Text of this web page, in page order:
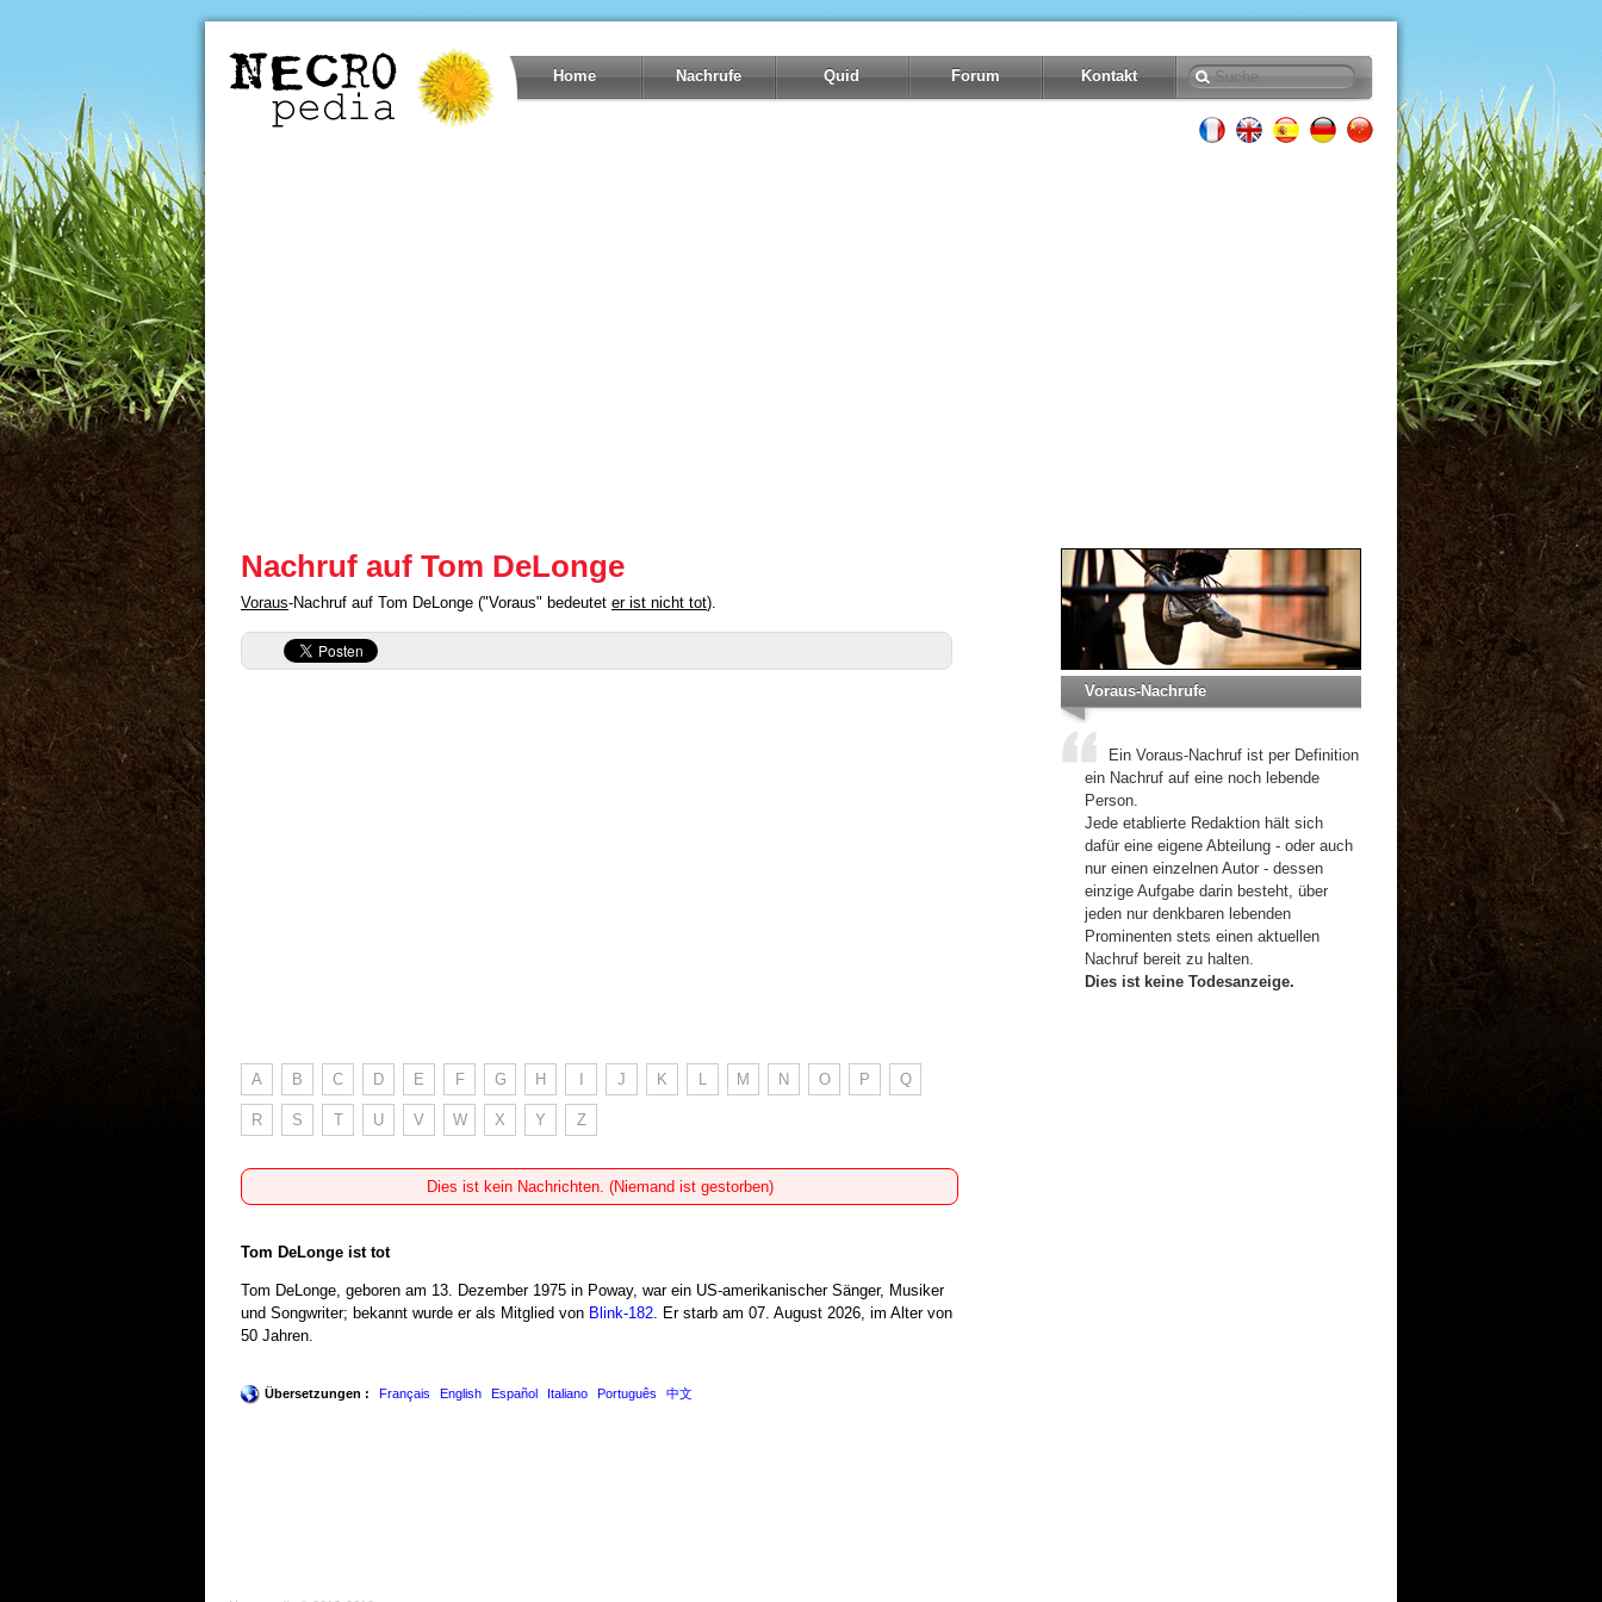
Home Nachrufe Quid Forum Kontakt
Nachruf auf Tom DeLonge
Voraus-Nachruf auf Tom DeLonge ("Voraus" bedeutet er ist nicht tot).
A B C D E F G H J K L M N O P Q
R S T U V W X Y Z
Dies ist kein Nachrichten. (Niemand ist gestorben)
Tom DeLonge ist tot
Tom DeLonge, geboren am 13. Dezember 1975 in Poway, war ein US-amerikanischer Sänger, Musiker
und Songwriter; bekannt wurde er als Mitglied von Blink-182 . Er starb am 07. August 2026, im Alter von
50 Jahren.
Übersetzungen : Français English Español Italiano Português 中文
Voraus-Nachrufe
Ein Voraus-Nachruf ist per Definition
ein Nachruf auf eine noch lebende
Person.
Jede etablierte Redaktion hält sich
dafür eine eigene Abteilung - oder auch
nur einen einzelnen Autor - dessen
einzige Aufgabe darin besteht, über
jeden nur denkbaren lebenden
Prominenten stets einen aktuellen
Nachruf bereit zu halten.
Dies ist keine Todesanzeige.